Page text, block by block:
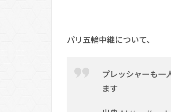
パリ五輪中継について、
プレッシャーも一
ます